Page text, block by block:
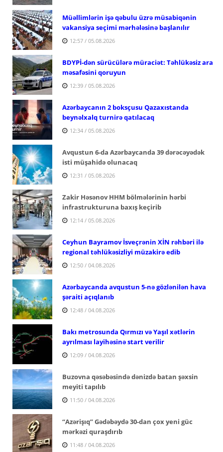
Müəllimlərin işə qəbulu üzrə müsabiqənin
vakansiya seçimi mərhələsinə başlanılır
12:57 / 05.08.2026
BDYPİ-dən sürücülərə müraciət: Təhlükəsiz ara
məsafəsini qoruyun
12:39 / 05.08.2026
Azərbaycanın 2 boksçusu Qazaxıstanda
beynəlxalq turnirə qatılacaq
12:34 / 05.08.2026
Avqustun 6-da Azərbaycanda 39 dərəcəyədək
isti müşahidə olunacaq
12:31 / 05.08.2026
Zakir Həsənov HHM bölmələrinin hərbi
infrastrukturuna baxış keçirib
12:14 / 05.08.2026
Ceyhun Bayramov İsveçrənin XİN rəhbəri ilə
regional təhlükəsizliyi müzakirə edib
12:50 / 04.08.2026
Azərbaycanda avqustun 5-nə gözlənilən hava
şəraiti açıqlanıb
12:48 / 04.08.2026
Bakı metrosunda Qırmızı və Yaşıl xətlərin
ayrılması layihəsinə start verilir
12:09 / 04.08.2026
Buzovna qəsəbəsində dənizdə batan şəxsin
meyiti tapılıb
11:50 / 04.08.2026
“Azərişıq” Gədəbəydə 30-dan çox yeni güc
mərkəzi quraşdırıb
11:48 / 04.08.2026